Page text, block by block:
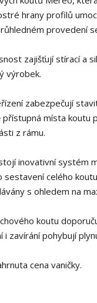
hrany profilů
provedení
zajišťují stírací a
výrobek.
zabezpečují
místa koutu
z rámu.
inovativní systém
sestavení celého
s ohledem na
koutu
zavírání pohybují
cena vaničky.